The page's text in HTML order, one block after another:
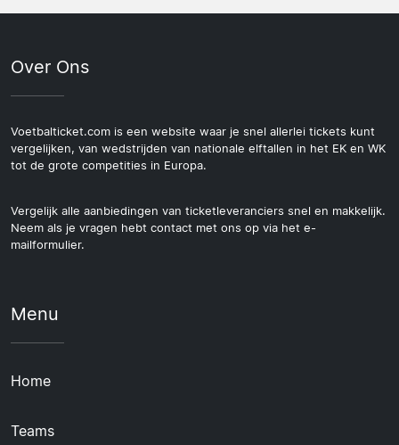
Over Ons
Voetbalticket.com is een website waar je snel allerlei tickets kunt
vergelijken, van wedstrijden van nationale elftallen in het EK en WK
tot de grote competities in Europa.
Vergelijk alle aanbiedingen van ticketleveranciers snel en makkelijk.
Neem als je vragen hebt contact met ons op via het e-
mailformulier.
Menu
Home
Teams